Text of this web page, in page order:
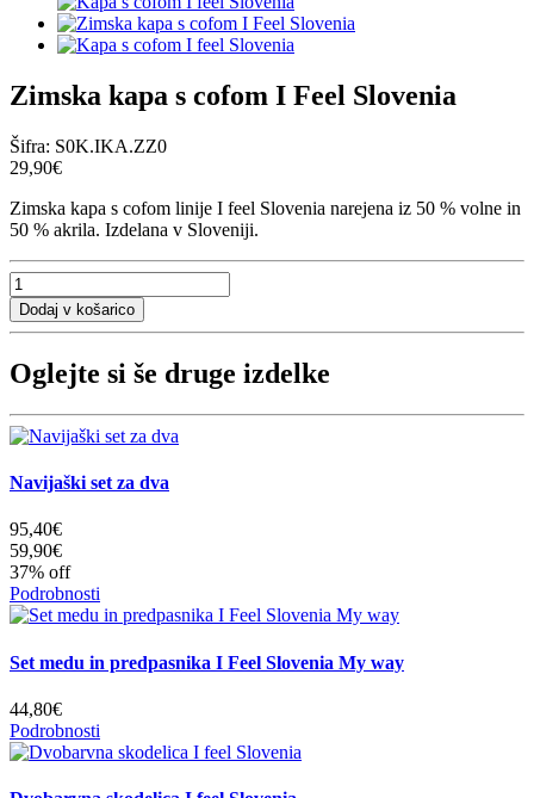
Zimska kapa s cofom I Feel Slovenia
Šifra: S0K.IKA.ZZ0
29,90€
Zimska kapa s cofom linije I feel Slovenia narejena iz 50 % volne in
50 % akrila. Izdelana v Sloveniji.
Oglejte si še druge izdelke
Navijaški set za dva
95,40€
59,90€
37% off
Podrobnosti
Set medu in predpasnika I Feel Slovenia My way
44,80€
Podrobnosti